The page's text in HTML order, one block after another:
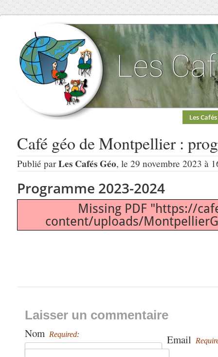
Les Cafés
Café géo de Montpellier :
Publié parLes Cafés Géo, le 29 novembre 2023 à
Programme 2023-2024
Missing PDF "https://
content/uploads/
Laisser un commentaire
Nom Required: Email